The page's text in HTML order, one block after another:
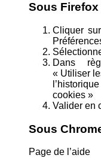
Sous Firefox
Cliquer
Dans
« Utiliser
cookies »
Valider en
Sous
Page de l’aide